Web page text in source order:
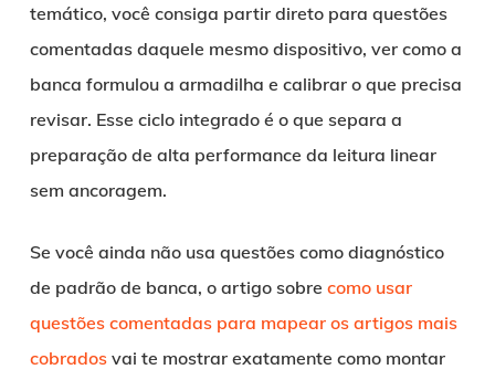
temático, você consiga partir direto para questões
comentadas daquele mesmo dispositivo, ver como a
banca formulou a armadilha e calibrar o que precisa
revisar. Esse ciclo integrado é o que separa a
preparação de alta performance da leitura linear
sem ancoragem.
Se você ainda não usa questões como diagnóstico
de padrão de banca, o artigo sobre como usar
questões comentadas para mapear os artigos mais
cobradosvai te mostrar exatamente como montar